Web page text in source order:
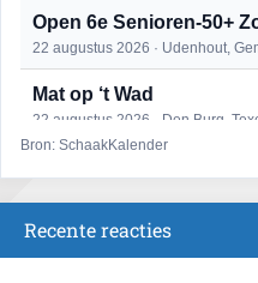
Open 6e Senioren-50+
22 augustus 2026 · Udenhout,
Mat op ‘t Wad
22 augustus 2026 · Den Burg,
2e Utrechts
Bron: SchaakKalender
Recente reacties